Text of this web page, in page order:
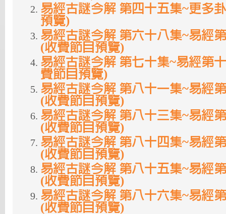
易經古謎今解 第四十五集~更多
預覽)
易經古謎今解 第六十八集~易經
(收費節目預覽)
易經古謎今解 第七十集~易經第
費節目預覽)
易經古謎今解 第八十一集~易經
(收費節目預覽)
易經古謎今解 第八十三集~易經
(收費節目預覽)
易經古謎今解 第八十四集~易經
(收費節目預覽)
易經古謎今解 第八十五集~易經
(收費節目預覽)
易經古謎今解 第八十六集~易經
(收費節目預覽)